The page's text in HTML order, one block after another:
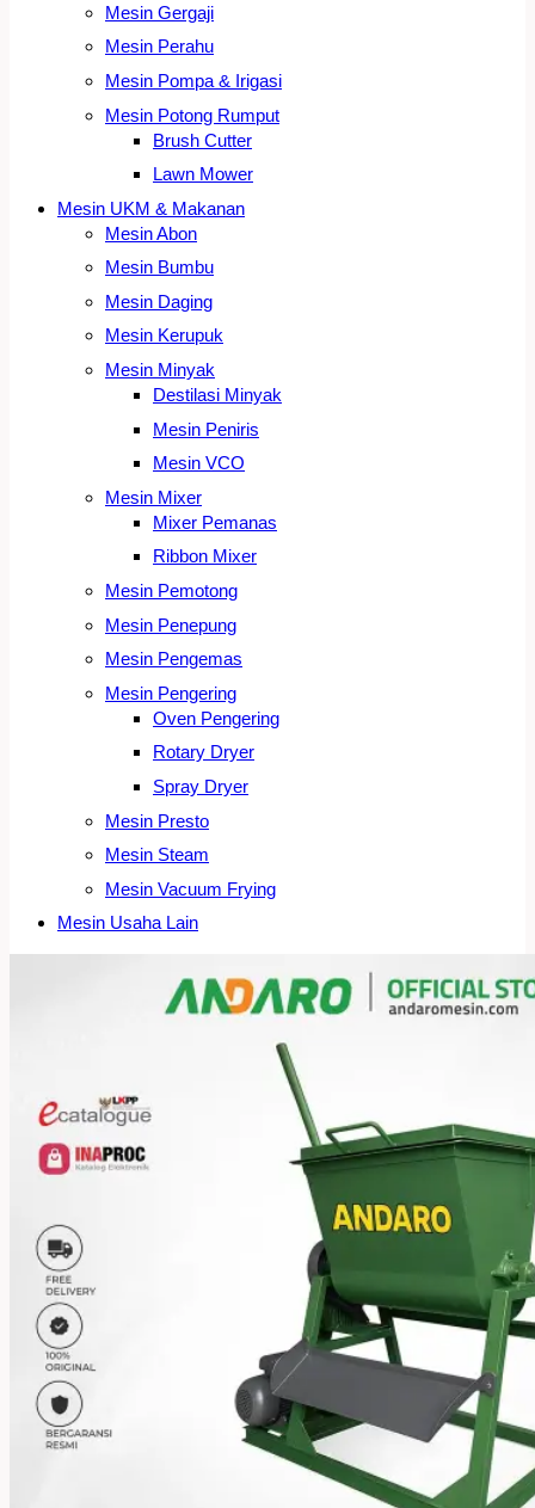
Mesin Gergaji
Mesin Perahu
Mesin Pompa & Irigasi
Mesin Potong Rumput
Brush Cutter
Lawn Mower
Mesin UKM & Makanan
Mesin Abon
Mesin Bumbu
Mesin Daging
Mesin Kerupuk
Mesin Minyak
Destilasi Minyak
Mesin Peniris
Mesin VCO
Mesin Mixer
Mixer Pemanas
Ribbon Mixer
Mesin Pemotong
Mesin Penepung
Mesin Pengemas
Mesin Pengering
Oven Pengering
Rotary Dryer
Spray Dryer
Mesin Presto
Mesin Steam
Mesin Vacuum Frying
Mesin Usaha Lain